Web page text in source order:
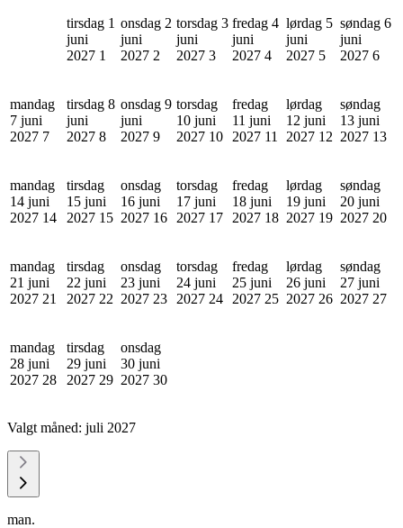
tirsdag 1
juni
2027 1
onsdag 2
juni
2027 2
torsdag 3
juni
2027 3
fredag 4
juni
2027 4
lørdag 5
juni
2027 5
søndag 6
juni
2027 6
mandag
7 juni
2027 7
tirsdag 8
juni
2027 8
onsdag 9
juni
2027 9
torsdag
10 juni
2027 10
fredag
11 juni
2027 11
lørdag
12 juni
2027 12
søndag
13 juni
2027 13
mandag
14 juni
2027 14
tirsdag
15 juni
2027 15
onsdag
16 juni
2027 16
torsdag
17 juni
2027 17
fredag
18 juni
2027 18
lørdag
19 juni
2027 19
søndag
20 juni
2027 20
mandag
21 juni
2027 21
tirsdag
22 juni
2027 22
onsdag
23 juni
2027 23
torsdag
24 juni
2027 24
fredag
25 juni
2027 25
lørdag
26 juni
2027 26
søndag
27 juni
2027 27
mandag
28 juni
2027 28
tirsdag
29 juni
2027 29
onsdag
30 juni
2027 30
Valgt måned: juli 2027
man.